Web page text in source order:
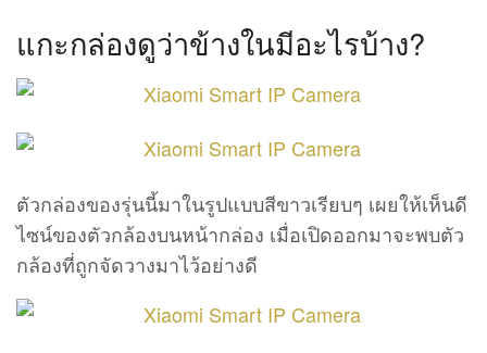
แกะกล่องดูว่าข้างในมีอะไรบ้าง?
ตัวกล่องของรุ่นนี้มาในรูปแบบสีขาวเรียบๆ เผยให้เห็นดี
ไซน์ของตัวกล้องบนหน้ากล่อง เมื่อเปิดออกมาจะพบตัว
กล้องที่ถูกจัดวางมาไว้อย่างดี